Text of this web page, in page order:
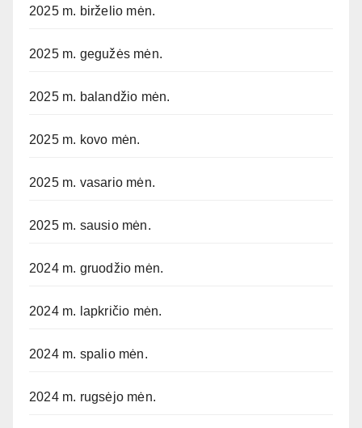
2025 m. birželio mėn.
2025 m. gegužės mėn.
2025 m. balandžio mėn.
2025 m. kovo mėn.
2025 m. vasario mėn.
2025 m. sausio mėn.
2024 m. gruodžio mėn.
2024 m. lapkričio mėn.
2024 m. spalio mėn.
2024 m. rugsėjo mėn.